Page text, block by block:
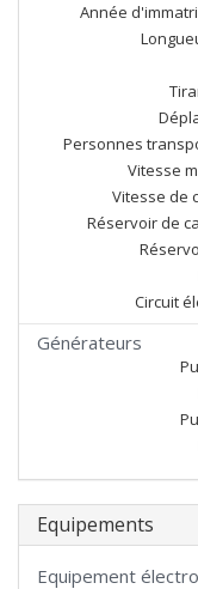
Année
Personnes
Vitesse
Vitesse de
Réservoir de
Circuit
Générateurs
Equipements
Equipement